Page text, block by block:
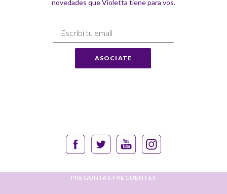
novedades que Violetta tiene para vos.
Suscríbase
ASOCIATE
PREGUNTAS FRECUENTES